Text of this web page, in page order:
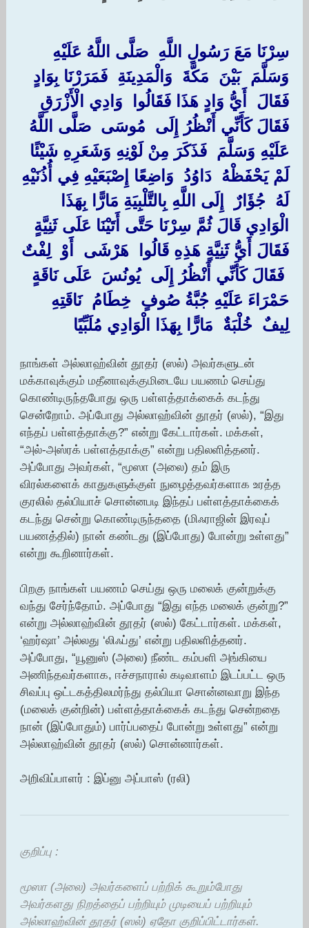
سِرْنَا مَعَ رَسُولِ اللَّهِ ‏ ‏صَلَّى اللَّهُ عَلَيْهِ
وَسَلَّمَ ‏ ‏بَيْنَ ‏ ‏مَكَّةَ ‏ ‏وَالْمَدِينَةِ ‏ ‏فَمَرَرْنَا بِوَادٍ
فَقَالَ ‏ ‏أَيُّ وَادٍ هَذَا فَقَالُوا ‏ ‏وَادِي الْأَزْرَقِ ‏
‏فَقَالَ كَأَنِّي أَنْظُرُ إِلَى ‏ ‏مُوسَى ‏ ‏صَلَّى اللَّهُ
عَلَيْهِ وَسَلَّمَ ‏ ‏فَذَكَرَ مِنْ لَوْنِهِ وَشَعَرِهِ شَيْئًا
لَمْ يَحْفَظْهُ ‏ ‏دَاوُدُ ‏ ‏وَاضِعًا إِصْبَعَيْهِ فِي أُذُنَيْهِ
لَهُ ‏ ‏جُؤَارٌ ‏ ‏إِلَى اللَّهِ بِالتَّلْبِيَةِ مَارًّا بِهَذَا
الْوَادِي قَالَ ثُمَّ سِرْنَا حَتَّى أَتَيْنَا عَلَى ثَنِيَّةٍ
فَقَالَ أَيُّ ثَنِيَّةٍ هَذِهِ قَالُوا ‏ ‏هَرْشَى ‏ ‏أَوْ ‏ ‏لِفْتٌ
‏ ‏فَقَالَ كَأَنِّي أَنْظُرُ إِلَى ‏ ‏يُونُسَ ‏ ‏عَلَى نَاقَةٍ
حَمْرَاءَ عَلَيْهِ جُبَّةُ صُوفٍ ‏ ‏خِطَامُ ‏ ‏نَاقَتِهِ
لِيفٌ ‏ ‏خُلْبَةٌ ‏ ‏مَارًّا بِهَذَا الْوَادِي مُلَبِّيًا ‏
நாங்கள் அல்லாஹ்வின் தூதர் (ஸல்) அவர்களுடன்
மக்காவுக்கும் மதீனாவுக்குமிடையே பயணம் செய்து
கொண்டிருந்தபோது ஒரு பள்ளத்தாக்கைக் கடந்து
சென்றோம். அப்போது அல்லாஹ்வின் தூதர் (ஸல்), “இது
எந்தப் பள்ளத்தாக்கு?” என்று கேட்டார்கள். மக்கள்,
“அல்-அஸ்ரக் பள்ளத்தாக்கு” என்று பதிலளித்தனர்.
அப்போது அவர்கள், “மூஸா (அலை) தம் இரு
விரல்களைக் காதுகளுக்குள் நுழைத்தவர்களாக உரத்த
குரலில் தல்பியாச் சொன்னபடி இந்தப் பள்ளத்தாக்கைக்
கடந்து சென்று கொண்டிருந்ததை (மிஃராஜின் இரவுப்
பயணத்தில்) நான் கண்டது (இப்போது) போன்று உள்ளது”
என்று கூறினார்கள்.
பிறகு நாங்கள் பயணம் செய்து ஒரு மலைக் குன்றுக்கு
வந்து சேர்ந்தோம். அப்போது “இது எந்த மலைக் குன்று?”
என்று அல்லாஹ்வின் தூதர் (ஸல்) கேட்டார்கள். மக்கள்,
‘ஹர்ஷா’ அல்லது ‘லிஃப்து’ என்று பதிலளித்தனர்.
அப்போது, “யூனுஸ் (அலை) நீண்ட கம்பளி அங்கியை
அணிந்தவர்களாக, ஈச்சநாரால் கடிவாளம் இடப்பட்ட ஒரு
சிவப்பு ஒட்டகத்திலமர்ந்து தல்பியா சொன்னவாறு இந்த
(மலைக் குன்றின்) பள்ளத்தாக்கைக் கடந்து சென்றதை
நான் (இப்போதும்) பார்ப்பதைப் போன்று உள்ளது” என்று
அல்லாஹ்வின் தூதர் (ஸல்) சொன்னார்கள்.
அறிவிப்பாளர் : இப்னு அப்பாஸ் (ரலி)
குறிப்பு :
மூஸா (அலை) அவர்களைப் பற்றிக் கூறும்போது
அவர்களது நிறத்தைப் பற்றியும் முடியைப் பற்றியும்
அல்லாஹ்வின் தூதர் (ஸல்) ஏதோ குறிப்பிட்டார்கள்.